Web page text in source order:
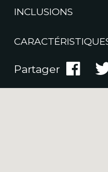
Partager
INCLUSIONS